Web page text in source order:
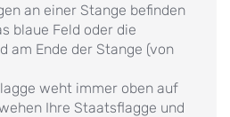
an einer Stange befinden
blaue Feld oder die
am Ende der Stange (von
weht immer oben auf
Ihre Staatsflagge und